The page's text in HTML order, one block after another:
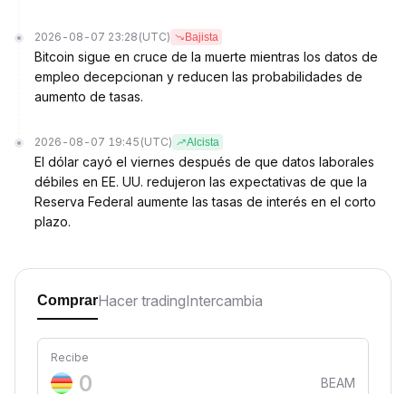
2026-08-07 23:28 (UTC) Bajista
Bitcoin sigue en cruce de la muerte mientras los datos de
empleo decepcionan y reducen las probabilidades de
aumento de tasas.
2026-08-07 19:45 (UTC) Alcista
El dólar cayó el viernes después de que datos laborales
débiles en EE. UU. redujeron las expectativas de que la
Reserva Federal aumente las tasas de interés en el corto
plazo.
ComprarHacer tradingIntercambia
Recibe
BEAM